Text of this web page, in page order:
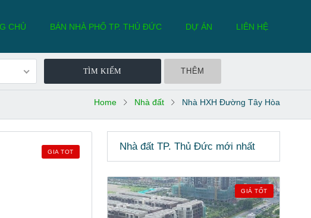
CHỦ BÁN NHÀ PHỐ TP. THỦ ĐỨC DỰ ÁN LIÊN HỆ
THÊM
Home Nhà đất Nhà HXH Đường Tây Hòa
GIA TOT Nhà đất TP. Thủ Đức mới nhất
GIÁ TỐT